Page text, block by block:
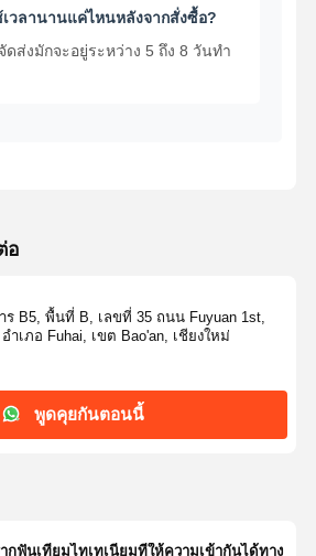
เวลานานแค่ไหนหลังจากสั่งซื้อ?
ดส่งมักจะอยู่ระหว่าง 5 ถึง 8 วันทํา
อ
ร B5, พื้นที่ B, เลขที่ 35 ถนน Fuyuan 1st,
าเภอ Fuhai, เขต Bao'an, เชียงใหม่
พูดคุยกันตอนนี้
กฟันเทียมไทเทเนียมที่ให้ความเข้ากันได้ทาง